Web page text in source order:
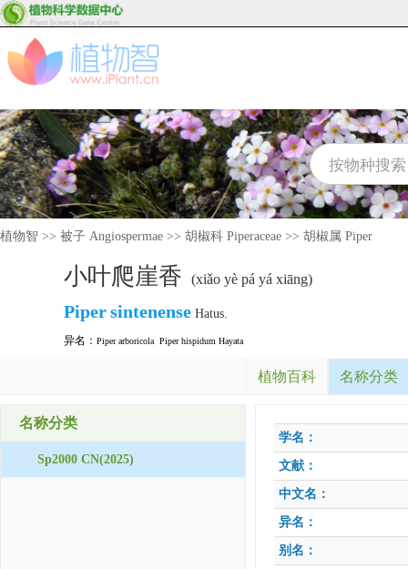
植物智 >> 被子 Angiospermae >> 胡椒科 Piperaceae >> 胡椒属 Piper
小叶爬崖香 (xiǎo yè pá yá xiāng)
Pipersintenense Hatus.
异名： Piper arboricola Piper hispidum Hayata
植物百科 名称分类
名称分类
Sp2000 CN(2025)
学名：
文献：
中文名：
异名：
别名：